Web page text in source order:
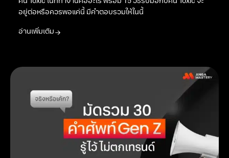
คน Toxic ในที่ทำงานคืออะไร พร้อม 15 วิธีรับมือกับคน Toxic จะ
อยู่ต่อหรือควรพอแค่นี้ มีคำตอบรวมให้ในนี้
อ่านเพิ่มเติม